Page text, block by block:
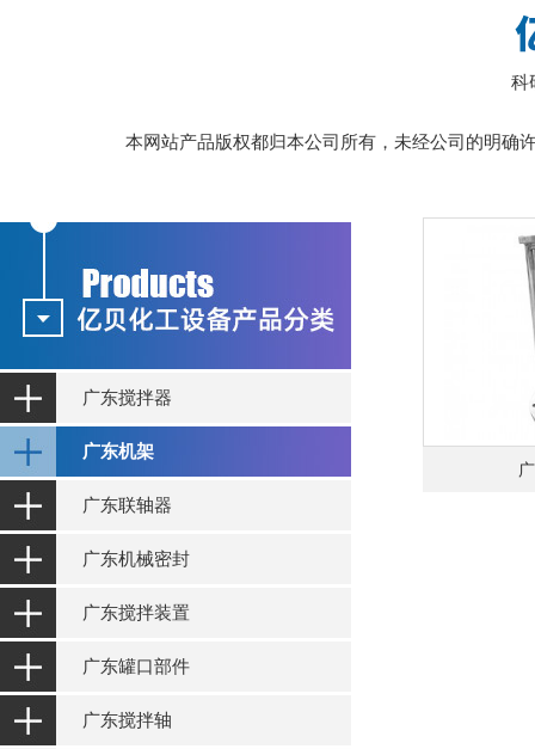
科
本网站产品版权都归本公司所有，未经公司的明确
广东搅拌器
广东机架
广东联轴器
广东机械密封
广东搅拌装置
广东罐口部件
广东搅拌轴